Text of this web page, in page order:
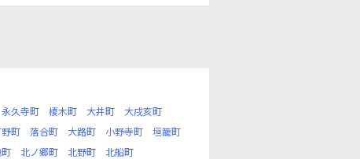
永久寺町 榎木町 大井町
大戌亥町
町 落合町 大路町 小野寺町
垣籠町
北ノ郷町 北野町
北船町